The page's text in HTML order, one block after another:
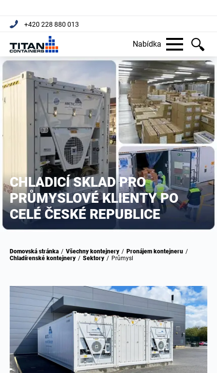
+420 228 880 013
Nabídka
CHLADICÍ SKLAD PRO
PRŮMYSLOVÉ KLIENTY PO
CELÉ ČESKÉ REPUBLICE
Domovská stránka / Všechny kontejnery / Pronájem kontejneru /
Chladírenské kontejnery / Sektory / Průmysl